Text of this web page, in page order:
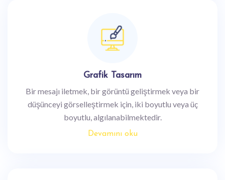
Grafik Tasarım
Bir mesajı iletmek, bir görüntü geliştirmek veya bir
düşünceyi görselleştirmek için, iki boyutlu veya üç
boyutlu, algılanabilmektedir.
Devamını oku